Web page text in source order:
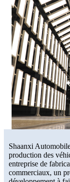
Shaanxi
production des
entreprise de
commerciaux, un